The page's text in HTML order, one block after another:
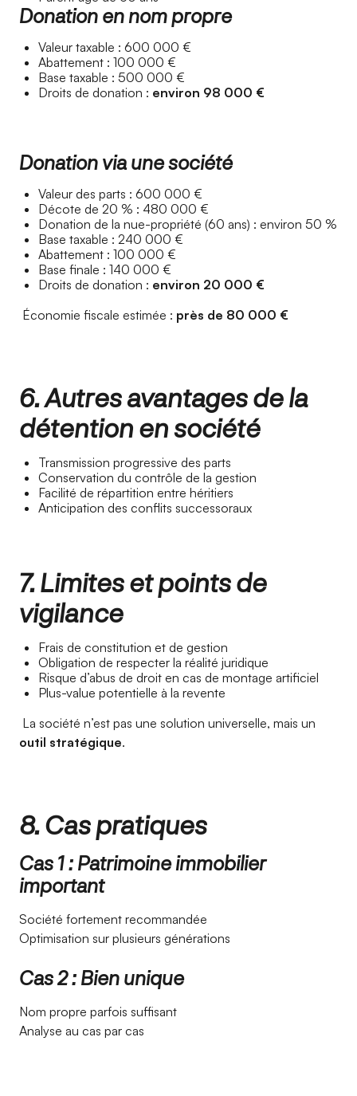
Donation en nom propre
Valeur taxable : 600 000 €
Abattement : 100 000 €
Base taxable : 500 000 €
Droits de donation : environ 98 000 €
Donation via une société
Valeur des parts : 600 000 €
Décote de 20 % : 480 000 €
Donation de la nue-propriété (60 ans) : environ 50 %
Base taxable : 240 000 €
Abattement : 100 000 €
Base finale : 140 000 €
Droits de donation : environ 20 000 €
Économie fiscale estimée : près de 80 000 €
6. Autres avantages de la
détention en société
Transmission progressive des parts
Conservation du contrôle de la gestion
Facilité de répartition entre héritiers
Anticipation des conflits successoraux
7. Limites et points de
vigilance
Frais de constitution et de gestion
Obligation de respecter la réalité juridique
Risque d’abus de droit en cas de montage artificiel
Plus-value potentielle à la revente
La société n’est pas une solution universelle, mais un
outil stratégique.
8. Cas pratiques
Cas 1 : Patrimoine immobilier
important
Société fortement recommandée
Optimisation sur plusieurs générations
Cas 2 : Bien unique
Nom propre parfois suffisant
Analyse au cas par cas